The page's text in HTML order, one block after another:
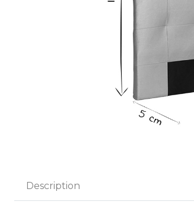
Description